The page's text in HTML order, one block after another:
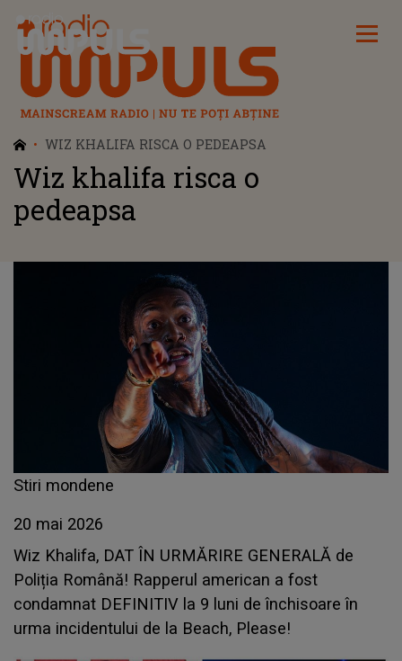
Radio Impuls
WIZ KHALIFA RISCA O PEDEAPSA
Wiz khalifa risca o
pedeapsa
Stiri mondene
20 mai 2026
Wiz Khalifa, DAT ÎN URMĂRIRE GENERALĂ de
Poliția Română! Rapperul american a fost
condamnat DEFINITIV la 9 luni de închisoare în
urma incidentului de la Beach, Please!